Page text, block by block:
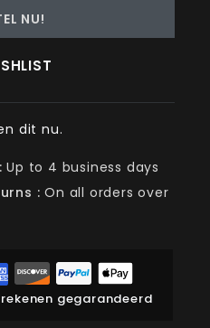
NU!
dit nu.
Up to 4 business days
:On all orders over
gegarandeerd